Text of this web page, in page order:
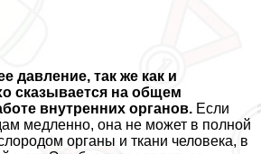
давление, так же как и
сказывается на общем
внутренних органов. Если
медленно, она не может в полной
органы и ткани человека, в